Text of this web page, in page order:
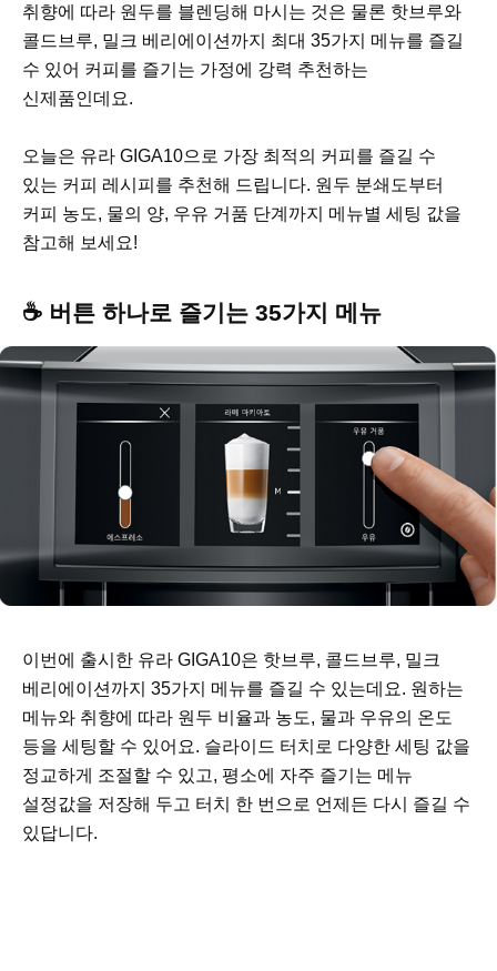
취향에 따라 원두를 블렌딩해 마시는 것은 물론 핫브루와
콜드브루, 밀크 베리에이션까지 최대 35가지 메뉴를 즐길
수 있어 커피를 즐기는 가정에 강력 추천하는
신제품인데요.
오늘은 유라 GIGA10으로 가장 최적의 커피를 즐길 수
있는 커피 레시피를 추천해 드립니다. 원두 분쇄도부터
커피 농도, 물의 양, 우유 거품 단계까지 메뉴별 세팅 값을
참고해 보세요!
☕ 버튼 하나로 즐기는 35가지 메뉴
이번에 출시한 유라 GIGA10은 핫브루, 콜드브루, 밀크
베리에이션까지 35가지 메뉴를 즐길 수 있는데요. 원하는
메뉴와 취향에 따라 원두 비율과 농도, 물과 우유의 온도
등을 세팅할 수 있어요. 슬라이드 터치로 다양한 세팅 값을
정교하게 조절할 수 있고, 평소에 자주 즐기는 메뉴
설정값을 저장해 두고 터치 한 번으로 언제든 다시 즐길 수
있답니다.